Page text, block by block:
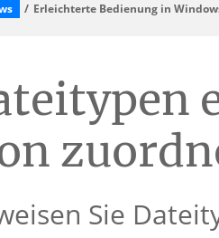
Erleichterte Bedienung in
Sie